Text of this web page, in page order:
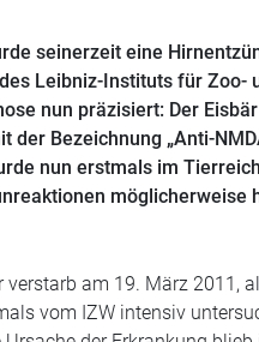
seinerzeit eine
Leibniz-Instituts für Zoo-
nun präzisiert: Der
der Bezeichnung „Anti-
nun erstmals im
am 19. März 2011,
vom IZW intensiv